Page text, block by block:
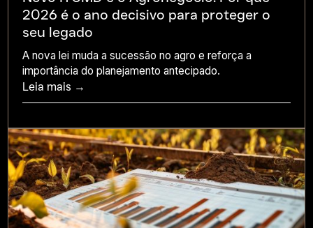
2026 é o ano decisivo para proteger o
seu legado
A nova lei muda a sucessão no agro e reforça a
importância do planejamento antecipado.
Leia mais →